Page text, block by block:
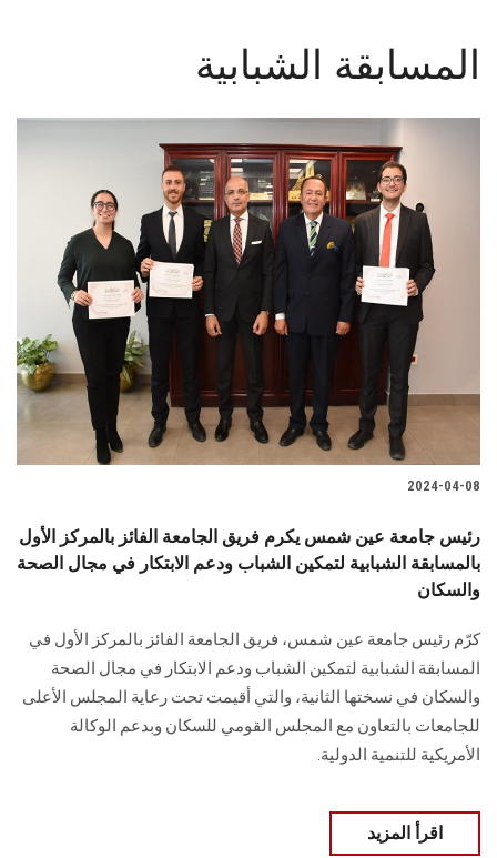
تواصل معنا
هيئة التدريس
الدراسات العليا
الموظفون
سجل الان
المسابقة الشبابية
2024-04-08
رئيس جامعة عين شمس يكرم فريق الجامعة الفائز بالمركز الأول
بالمسابقة الشبابية لتمكين الشباب ودعم الابتكار في مجال الصحة
والسكان
كرّم رئيس جامعة عين شمس، فريق الجامعة الفائز ‏بالمركز الأول في
المسابقة الشبابية لتمكين الشباب ودعم الابتكار في مجال ‏الصحة
والسكان في نسختها الثانية، والتي أقيمت تحت رعاية المجلس الأعلى
‏للجامعات بالتعاون مع المجلس القومي للسكان وبدعم الوكالة
الأمريكية للتنمية الدولية.
اقرأ المزيد